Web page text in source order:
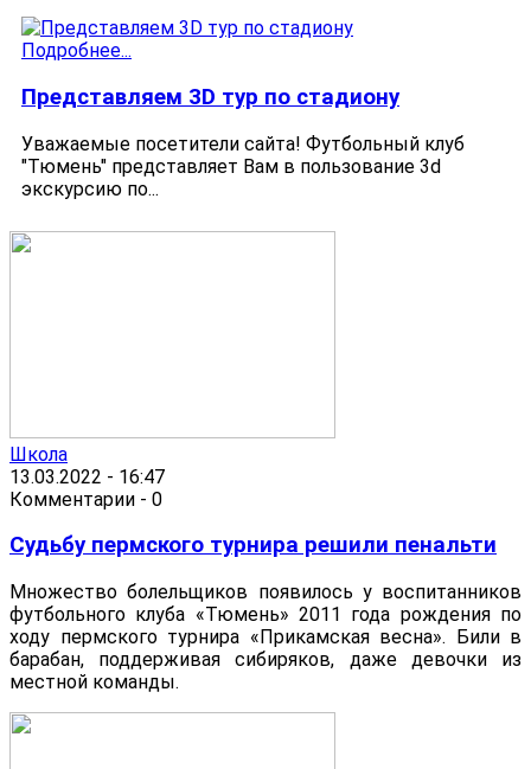
Подробнее...
Представляем 3D тур по стадиону
Уважаемые посетители сайта! Футбольный клуб
"Тюмень" представляет Вам в пользование 3d
экскурсию по...
Школа
13.03.2022 - 16:47
Комментарии - 0
Судьбу пермского турнира решили пенальти
Множество болельщиков появилось у воспитанников
футбольного клуба «Тюмень» 2011 года рождения по
ходу пермского турнира «Прикамская весна». Били в
барабан, поддерживая сибиряков, даже девочки из
местной команды.